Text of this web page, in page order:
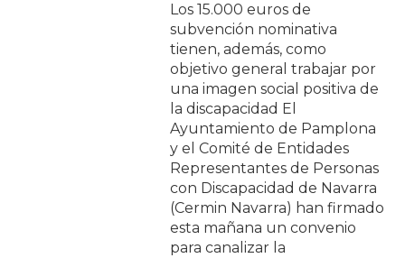
Los 15.000 euros de
subvención nominativa
tienen, además, como
objetivo general trabajar por
una imagen social positiva de
la discapacidad El
Ayuntamiento de Pamplona
y el Comité de Entidades
Representantes de Personas
con Discapacidad de Navarra
(Cermin Navarra) han firmado
esta mañana un convenio
para canalizar la